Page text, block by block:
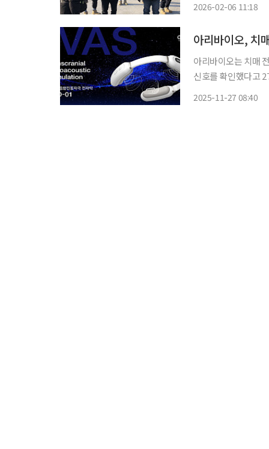
2026-02-06 11:18
아리바이오는 치매
신호를 확인했다고
2025-11-27 08:40